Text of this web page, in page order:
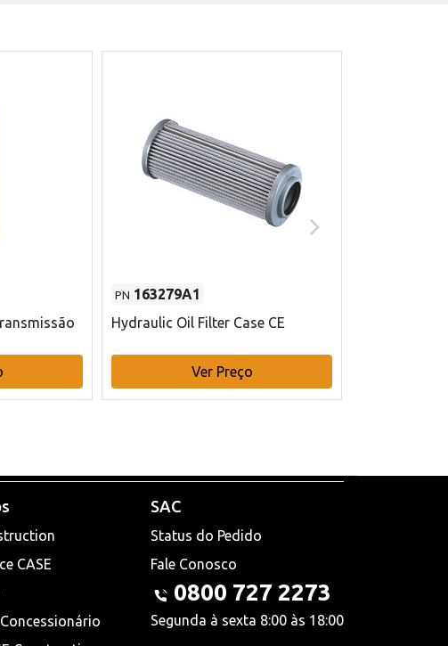
PN 163279A1
Hydraulic Oil Filter Case CE
Ver Preço
CASE
SAC
Status do Pedido
Fale Conosco
0800 727 2273
Segunda à sexta 8:00 às 18:00